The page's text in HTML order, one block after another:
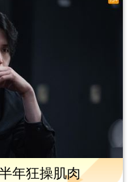
年狂操肌肉